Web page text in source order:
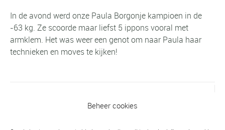
Beheer cookies
In de avond werd onze Paula Borgonje kampioen in de
-63 kg. Ze scoorde maar liefst 5 ippons vooral met
armklem. Het was weer een genot om naar Paula haar
technieken en moves te kijken!
Crowdfunding platform ‘Talentboek’ :